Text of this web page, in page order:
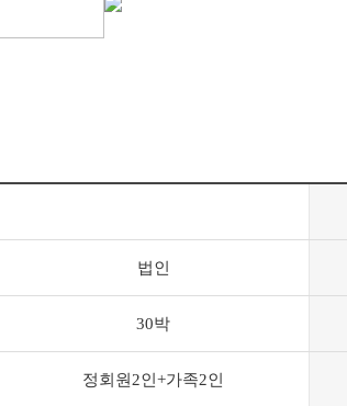
법인
30박
정회원2인+가족2인